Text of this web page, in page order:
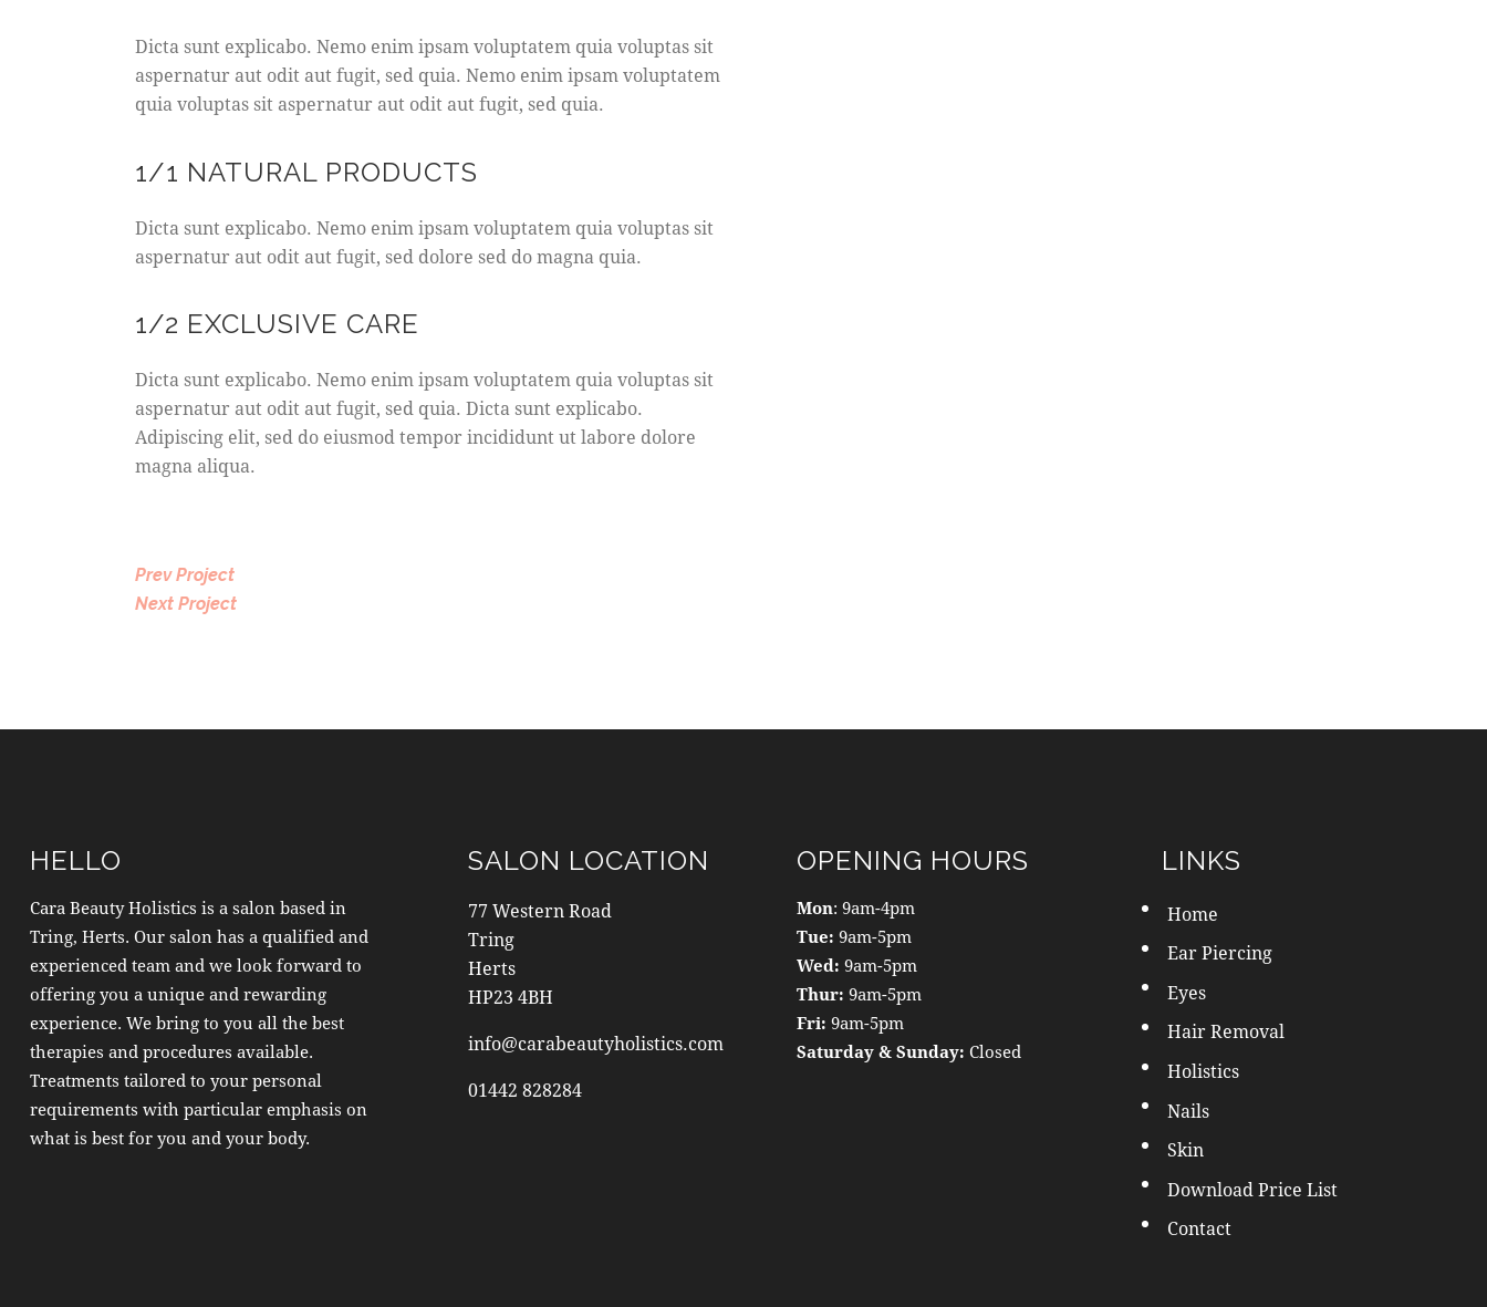
Dicta sunt explicabo. Nemo enim ipsam voluptatem quia voluptas sit
aspernatur aut odit aut fugit, sed quia. Nemo enim ipsam voluptatem
quia voluptas sit aspernatur aut odit aut fugit, sed quia.
1/1 NATURAL PRODUCTS
Dicta sunt explicabo. Nemo enim ipsam voluptatem quia voluptas sit
aspernatur aut odit aut fugit, sed dolore sed do magna quia.
1/2 EXCLUSIVE CARE
Dicta sunt explicabo. Nemo enim ipsam voluptatem quia voluptas sit
aspernatur aut odit aut fugit, sed quia. Dicta sunt explicabo.
Adipiscing elit, sed do eiusmod tempor incididunt ut labore dolore
magna aliqua.
Prev Project
Next Project
HELLO
Cara Beauty Holistics is a salon based in
Tring, Herts. Our salon has a qualified and
experienced team and we look forward to
offering you a unique and rewarding
experience. We bring to you all the best
therapies and procedures available.
Treatments tailored to your personal
requirements with particular emphasis on
what is best for you and your body.
SALON LOCATION
77 Western Road
Tring
Herts
HP23 4BH
info@carabeautyholistics.com
01442 828284
OPENING HOURS
Mon: 9am-4pm
Tue: 9am-5pm
Wed: 9am-5pm
Thur: 9am-5pm
Fri: 9am-5pm
Saturday & Sunday: Closed
LINKS
Home
Ear Piercing
Eyes
Hair Removal
Holistics
Nails
Skin
Download Price List
Contact